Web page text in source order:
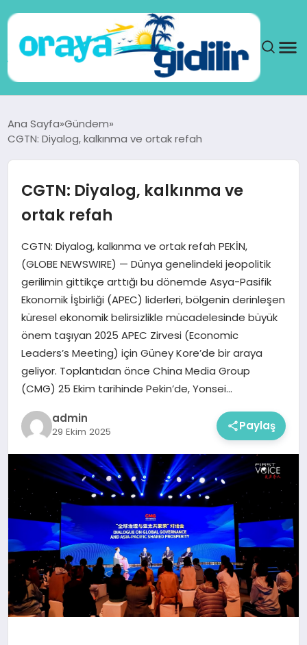
SAĞLIK
DÜNYA
SEYAHAT
TEKNOLOJI
YAŞAM
Ana Sayfa Gündem
CGTN: Diyalog, kalkınma ve ortak refah
CGTN: Diyalog, kalkınma ve
ortak refah
CGTN: Diyalog, kalkınma ve ortak refah PEKİN,
(GLOBE NEWSWIRE) — Dünya genelindeki jeopolitik
gerilimin gittikçe arttığı bu dönemde Asya-Pasifik
Ekonomik İşbirliği (APEC) liderleri, bölgenin derinleşen
küresel ekonomik belirsizlikle mücadelesinde büyük
önem taşıyan 2025 APEC Zirvesi (Economic
Leaders’s Meeting) için Güney Kore’de bir araya
geliyor. Toplantıdan önce China Media Group
(CMG) 25 Ekim tarihinde Pekin’de, Yonsei…
admin
29 Ekim 2025 Paylaş